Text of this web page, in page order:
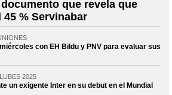
que revela que
% Servinabar
con EH Bildu y PNV para evaluar sus
2025
un exigente Inter en su debut en el Mundial